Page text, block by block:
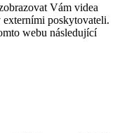
Vám videa
poskytovateli.
webu následující